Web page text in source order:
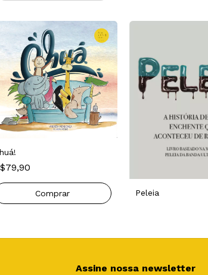
Peleia
Assine nossa newsletter